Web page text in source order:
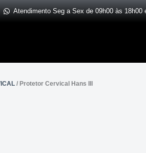
Atendimento Seg a Sex de 09h00 às 18h00
/ Protetor Cervical Hans III